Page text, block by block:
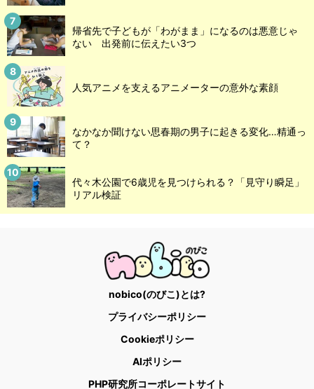
帰省先で子どもが「わがまま」になるのは悪意じゃ
ない 出発前に伝えたい3つ
人気アニメを支えるアニメーターの意外な素顔
なかなか聞けない思春期の男子に起きる変化…精通っ
て？
代々木公園で6歳児を見つけられる？「見守り瞬足」
リアル検証
nobico(のびこ)とは?
プライバシーポリシー
Cookieポリシー
AIポリシー
PHP研究所コーポレートサイト